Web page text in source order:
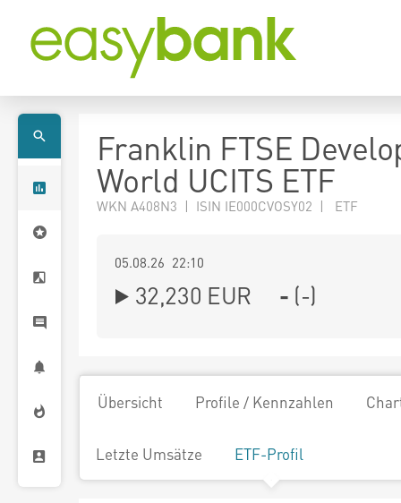
Franklin FTSE
World UCITS ETF
WKN A408N3 | ISIN IE000CVOSY02 | ETF
05.08.26 22:10
32,230 EUR - (-)
Übersicht Profile / Kennzahlen
Letzte Umsätze ETF-Profil